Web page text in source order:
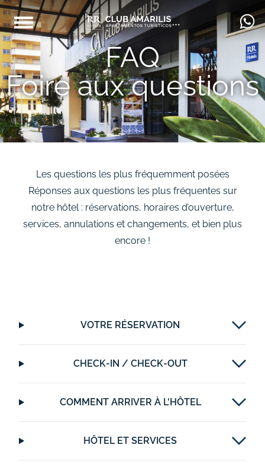
FAQ
Foire aux questions
Les questions les plus fréquemment posées
Réponses aux questions les plus fréquentes sur
notre hôtel : réservations, horaires d’ouverture,
services, annulations et changements, et bien plus
encore !
VOTRE RÉSERVATION
CHECK-IN / CHECK-OUT
COMMENT ARRIVER À L'HÔTEL
HÔTEL ET SERVICES